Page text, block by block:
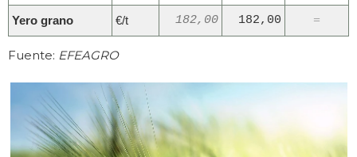
Yero grano €/t 182,00 182,00 =
Fuente: EFEAGRO